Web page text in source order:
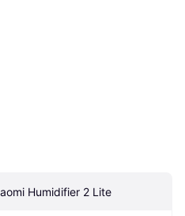
Humidifier 2 Lite